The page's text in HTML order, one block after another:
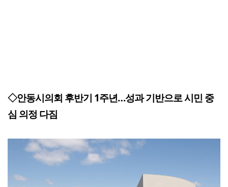
◇안동시의회 후반기 1주년…성과 기반으로 시민 중
심 의정 다짐